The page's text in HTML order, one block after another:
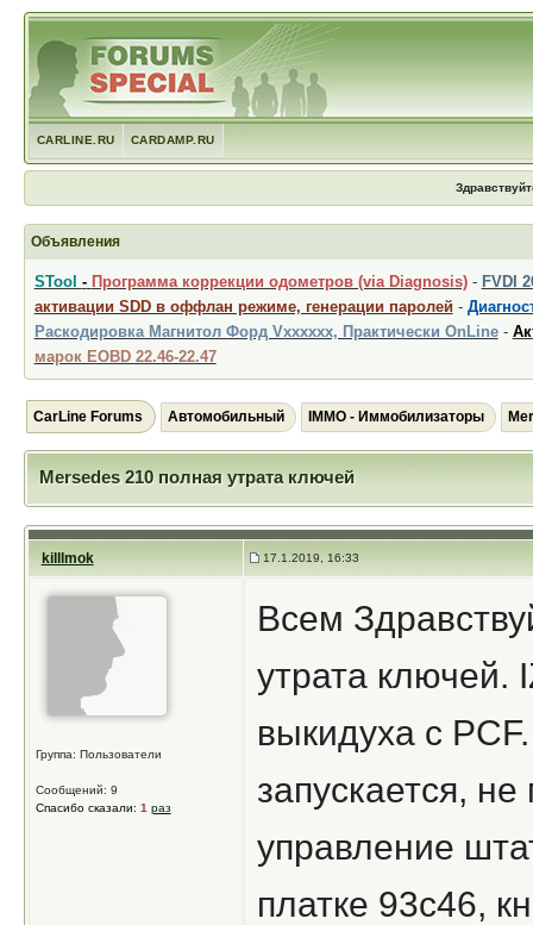
CARLINE.RU CARDAMP.RU
Объявления
STool - Программа коррекции одометров (via Diagnosis)- FVDI
активации SDD в оффлан режиме, генерации паролей -
Раскодировка Магнитол Форд Vxxxxxx, Практически OnLine-
марок EOBD 22.46-22.47
CarLine Forums Автомобильный IMMO - Иммобилизаторы
Mersedes 210 полная утрата ключей
killlmok 17.1.2019, 16:33
Группа: Пользователи
Сообщений: 9
Спасибо сказали: 1 раз
Всем
утрата ключей.
выкидуха с
запускается,
управление
платке 93с46,